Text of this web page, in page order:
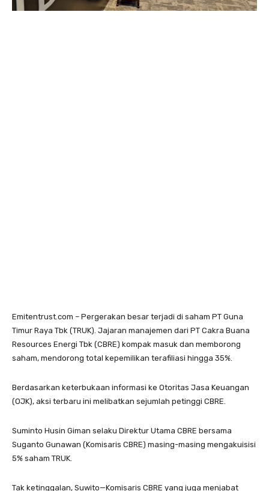
Emitentrust.com – Pergerakan besar terjadi di saham PT Guna
Timur Raya Tbk (TRUK). Jajaran manajemen dari PT Cakra Buana
Resources Energi Tbk (CBRE) kompak masuk dan memborong
saham, mendorong total kepemilikan terafiliasi hingga 35%.
Berdasarkan keterbukaan informasi ke Otoritas Jasa Keuangan
(OJK), aksi terbaru ini melibatkan sejumlah petinggi CBRE.
Suminto Husin Giman selaku Direktur Utama CBRE bersama
Suganto Gunawan (Komisaris CBRE) masing-masing mengakuisisi
5% saham TRUK.
Tak ketinggalan, Suwito—Komisaris CBRE yang juga menjabat